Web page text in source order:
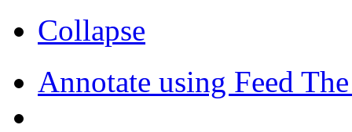
Collapse
Annotate using Feed